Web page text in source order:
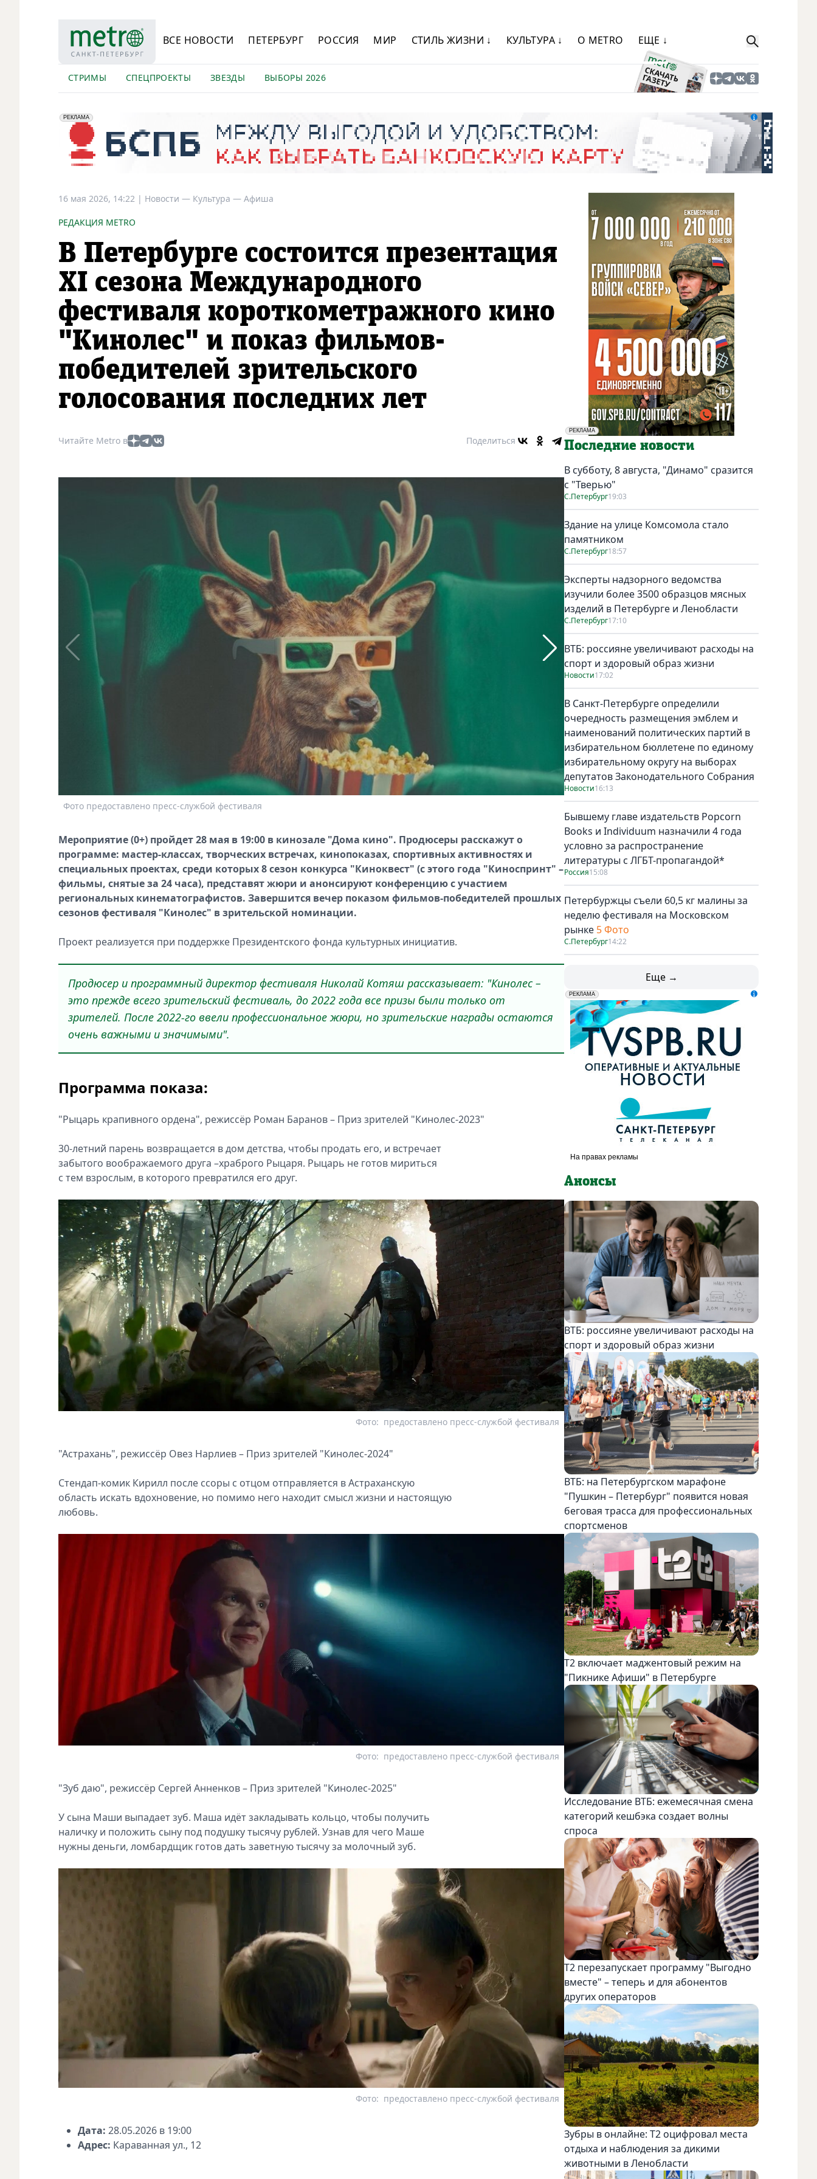
ВСЕ НОВОСТИ ПЕТЕРБУРГ РОССИЯ МИР СТИЛЬ ЖИЗНИ ↓ КУЛЬТУРА ↓ О METRO ЕЩЕ ↓
СТРИМЫ СПЕЦПРОЕКТЫ ЗВЕЗДЫ ВЫБОРЫ 2026
erid: 2VfnxyFybV5
РЕКЛАМА
ПАО "Банк "Санкт-Петербург", ИНН: 7831000027
16 мая 2026, 14:22 | Новости — Культура — Афиша
РЕДАКЦИЯ METRO
В Петербурге состоится презентация
XI сезона Международного
фестиваля короткометражного кино
"Кинолес" и показ фильмов-
победителей зрительского
голосования последних лет
Читайте Metro в Поделиться
Фото предоставлено пресс-службой фестиваля
Фото предоставлено пресс-службой фестиваля
Мероприятие (0+) пройдет 28 мая в 19:00 в кинозале "Дома кино". Продюсеры расскажут о
программе: мастер‑классах, творческих встречах, кинопоказах, спортивных активностях и
специальных проектах, среди которых 8 сезон конкурса "Киноквест" (с этого года "Киноспринт" –
фильмы, снятые за 24 часа), представят жюри и анонсируют конференцию с участием
региональных кинематографистов. Завершится вечер показом фильмов-победителей прошлых
сезонов фестиваля "Кинолес" в зрительской номинации.
Проект реализуется при поддержке Президентского фонда культурных инициатив.
Продюсер и программный директор фестиваля Николай Котяш рассказывает: "Кинолес –
это прежде всего зрительский фестиваль, до 2022 года все призы были только от
зрителей. После 2022‑го ввели профессиональное жюри, но зрительские награды остаются
очень важными и значимыми".
Программа показа:
"Рыцарь крапивного ордена", режиссёр Роман Баранов – Приз зрителей "Кинолес‑2023"
30-летний парень возвращается в дом детства, чтобы продать его, и встречает
забытого воображаемого друга –храброго Рыцаря. Рыцарь не готов мириться
с тем взрослым, в которого превратился его друг.
предоставлено пресс-службой фестиваля
Фото:
"Астрахань", режиссёр Овез Нарлиев – Приз зрителей "Кинолес‑2024"
Стендап-комик Кирилл после ссоры с отцом отправляется в Астраханскую
область искать вдохновение, но помимо него находит смысл жизни и настоящую
любовь.
предоставлено пресс-службой фестиваля
Фото:
"Зуб даю", режиссёр Сергей Анненков – Приз зрителей "Кинолес‑2025"
У сына Маши выпадает зуб. Маша идёт закладывать кольцо, чтобы получить
наличку и положить сыну под подушку тысячу рублей. Узнав для чего Маше
нужны деньги, ломбардщик готов дать заветную тысячу за молочный зуб.
предоставлено пресс-службой фестиваля
Фото:
Дата: 28.05.2026 в 19:00
Адрес: Караванная ул., 12
РЕКЛАМА
Социальная реклама
Последние новости
В субботу, 8 августа, "Динамо" сразится
с "Тверью"
С.Петербург19:03
Здание на улице Комсомола стало
памятником
С.Петербург18:57
Эксперты надзорного ведомства
изучили более 3500 образцов мясных
изделий в Петербурге и Ленобласти
С.Петербург17:10
ВТБ: россияне увеличивают расходы на
спорт и здоровый образ жизни
Новости17:02
В Санкт-Петербурге определили
очередность размещения эмблем и
наименований политических партий в
избирательном бюллетене по единому
избирательному округу на выборах
депутатов Законодательного Собрания
Новости16:13
Бывшему главе издательств Popcorn
Books и Individuum назначили 4 года
условно за распространение
литературы с ЛГБТ-пропагандой*
Россия15:08
Петербуржцы съели 60,5 кг малины за
неделю фестиваля на Московском
рынке 5 Фото
С.Петербург14:22
Еще →
erid: LdtCK5udn
РЕКЛАМА
АО "ГАТР", ИНН: 7841320717
Анонсы
ВТБ: россияне увеличивают расходы на
спорт и здоровый образ жизни
ВТБ: на Петербургском марафоне
"Пушкин – Петербург" появится новая
беговая трасса для профессиональных
спортсменов
Т2 включает маджентовый режим на
"Пикнике Афиши" в Петербурге
Исследование ВТБ: ежемесячная смена
категорий кешбэка создает волны
спроса
Т2 перезапускает программу "Выгодно
вместе" – теперь и для абонентов
других операторов
Зубры в онлайне: Т2 оцифровал места
отдыха и наблюдения за дикими
животными в Ленобласти